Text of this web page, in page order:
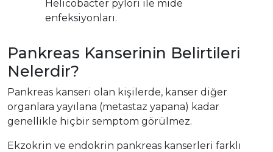
Helicobacter pylori ile mide
enfeksiyonları.
Pankreas Kanserinin Belirtileri
Nelerdir?
Pankreas kanseri olan kişilerde, kanser diğer
organlara yayılana (metastaz yapana) kadar
genellikle hiçbir semptom görülmez.
Ekzokrin ve endokrin pankreas kanserleri farklı